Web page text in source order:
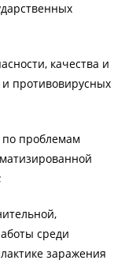
качества и
и противовирусных
проблемам
среди
заражения